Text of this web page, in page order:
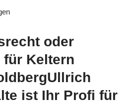
oder
für Keltern
ist Ihr Profi für